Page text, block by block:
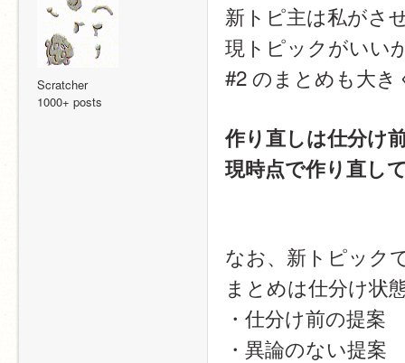
Scratcher
1000+ posts
新トピ主は私がさ
現トピックがいい
#2 のまとめも大
作り直しは仕分け
現時点で作り直し
なお、新トピック
まとめは仕分け状
・仕分け前の提案
・異論のない提案